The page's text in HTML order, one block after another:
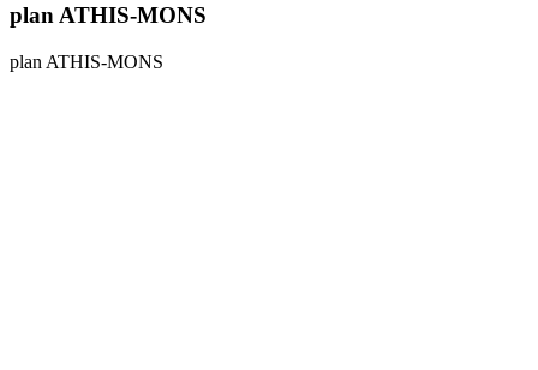
plan ATHIS-MONS
plan ATHIS-MONS